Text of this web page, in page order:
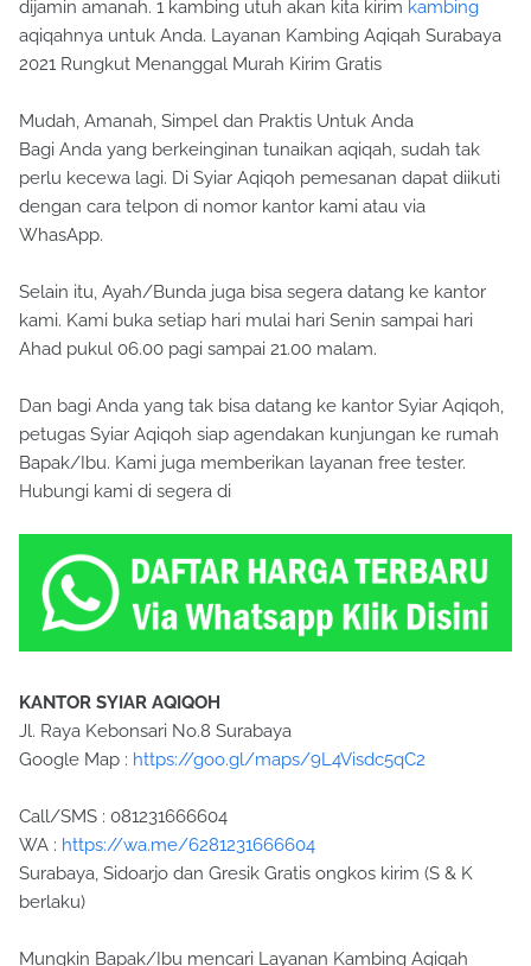
dijamin amanah. 1 kambing utuh akan kita kirim kambing
aqiqahnya untuk Anda. Layanan Kambing Aqiqah Surabaya
2021 Rungkut Menanggal Murah Kirim Gratis
Mudah, Amanah, Simpel dan Praktis Untuk Anda
Bagi Anda yang berkeinginan tunaikan aqiqah, sudah tak
perlu kecewa lagi. Di Syiar Aqiqoh pemesanan dapat diikuti
dengan cara telpon di nomor kantor kami atau via
WhasApp.
Selain itu, Ayah/Bunda juga bisa segera datang ke kantor
kami. Kami buka setiap hari mulai hari Senin sampai hari
Ahad pukul 06.00 pagi sampai 21.00 malam.
Dan bagi Anda yang tak bisa datang ke kantor Syiar Aqiqoh,
petugas Syiar Aqiqoh siap agendakan kunjungan ke rumah
Bapak/Ibu. Kami juga memberikan layanan free tester.
Hubungi kami di segera di
KANTOR SYIAR AQIQOH
Jl. Raya Kebonsari No.8 Surabaya
Google Map : https://goo.gl/maps/9L4Visdc5qC2
Call/SMS : 081231666604
WA : https://wa.me/6281231666604
Surabaya, Sidoarjo dan Gresik Gratis ongkos kirim (S & K
berlaku)
Mungkin Bapak/Ibu mencari Layanan Kambing Aqiqah